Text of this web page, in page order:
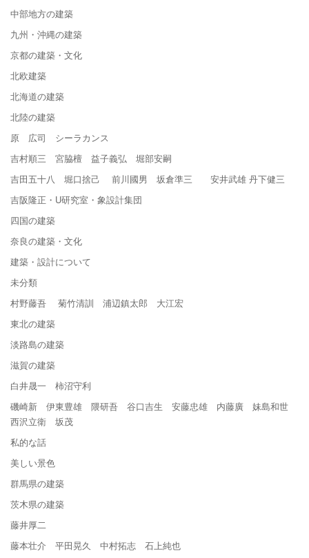
中部地方の建築
九州・沖縄の建築
京都の建築・文化
北欧建築
北海道の建築
北陸の建築
原 広司 シーラカンス
吉村順三 宮脇檀 益子義弘 堀部安嗣
吉田五十八 堀口捨己 前川國男 坂倉準三 安井武雄 丹下健三
吉阪隆正・U研究室・象設計集団
四国の建築
奈良の建築・文化
建築・設計について
未分類
村野藤吾 菊竹清訓 浦辺鎮太郎 大江宏
東北の建築
淡路島の建築
滋賀の建築
白井晟一 柿沼守利
磯崎新 伊東豊雄 隈研吾 谷口吉生 安藤忠雄 内藤廣 妹島和世
西沢立衛 坂茂
私的な話
美しい景色
群馬県の建築
茨木県の建築
藤井厚二
藤本壮介 平田晃久 中村拓志 石上純也